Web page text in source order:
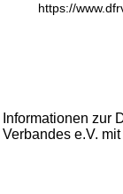
https://
Informationen zur
Verbandes e.V.